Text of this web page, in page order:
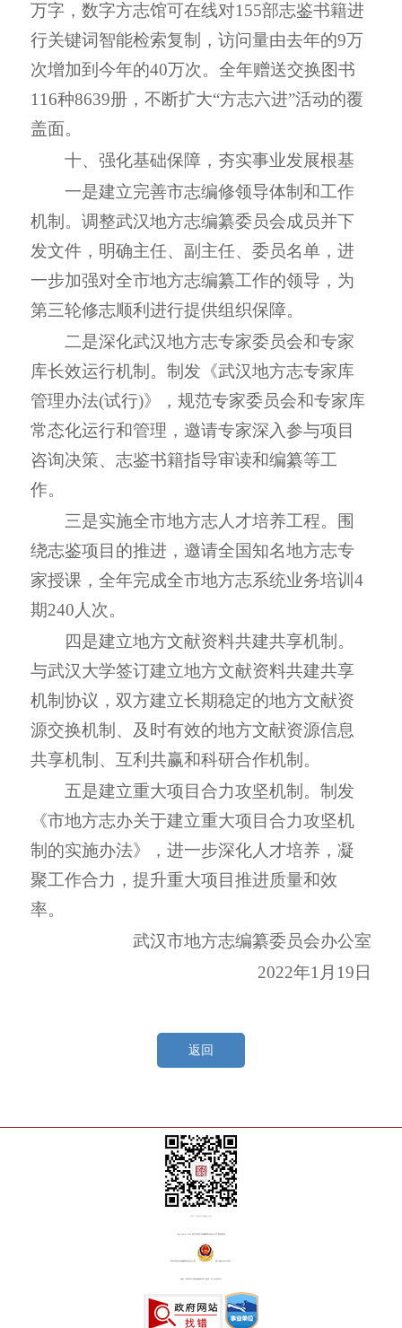
万字，数字方志馆可在线对155部志鉴书籍进
行关键词智能检索复制，访问量由去年的9万
次增加到今年的40万次。全年赠送交换图书
116种8639册，不断扩大“方志六进”活动的覆
盖面。
十、强化基础保障，夯实事业发展根基
一是建立完善市志编修领导体制和工作
机制。调整武汉地方志编纂委员会成员并下
发文件，明确主任、副主任、委员名单，进
一步加强对全市地方志编纂工作的领导，为
第三轮修志顺利进行提供组织保障。
二是深化武汉地方志专家委员会和专家
库长效运行机制。制发 《武汉地方志专家库
管理办法(试行)》，规范专家委员会和专家库
常态化运行和管理 ，邀请专家深入参与项目
咨询决策、志鉴书籍指导审读和编纂等工
作。
三是实施全市地方志人才培养工程。围
绕志鉴项目的推进，邀请全国知名地方志专
家授课，全年完成全市地方志系统业务培训4
期240 人次。
四是建立地方文献资料共建共享机制。
与武汉大学签订建立地方文献资料共建共享
机制协议， 双方建立长期稳定的地方文献资
源交换机制、及时有效的地方文献资源信息
共享机制、互利共赢和科研合作机制。
五是建立重大项目合力攻坚机制。制发
《市地方志办关于建立重大项目合力攻坚机
制的实施办法》，进一步深化人才培养，凝
聚工作合力，提升重大项目推进质量和效
率。
武汉市地方志编纂委员会办公室
2022年1 月 19 日
返回
关注“方志武汉”微信公众号
Copyright@ 2018 武汉市地方志编纂委员会办公室 版权所有
武汉市地方志编纂委员会办公室 鄂ICP备20001764号
地址：武汉市江岸区铭新街8号 电话：027-82809815